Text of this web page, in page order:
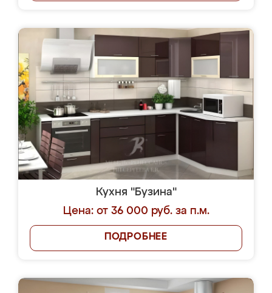
Кухня "Бузина"
Цена: от 36 000 руб. за п.м.
ПОДРОБНЕЕ